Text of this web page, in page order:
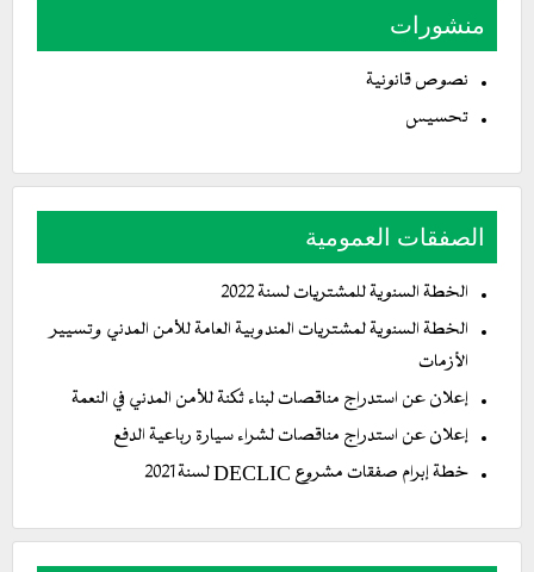
منشورات
نصوص قانونية
تحسيس
الصفقات العمومية
الخطة السنوية للمشتريات لسنة 2022
الخطة السنوية لمشتريات المندوبية العامة للأمن المدني وتسيير
الأزمات
إعلان عن استدراج مناقصات لبناء ثكنة للأمن المدني في النعمة
إعلان عن استدراج مناقصات لشراء سيارة رباعية الدفع
خطة إبرام صفقات مشروع DECLIC لسنة 2021